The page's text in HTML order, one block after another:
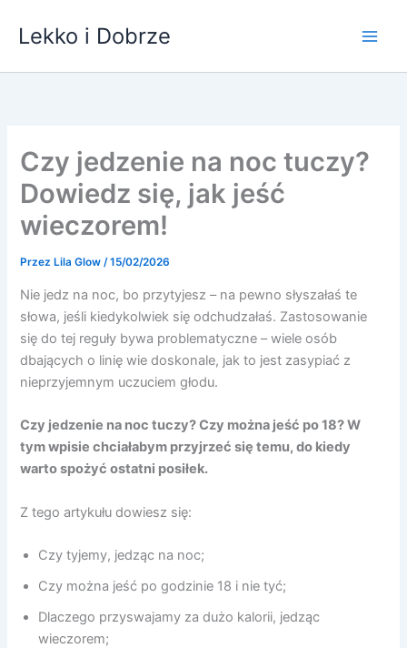
Lekko i Dobrze
Czy jedzenie na noc tuczy?
Dowiedz się, jak jeść
wieczorem!
Przez Lila Glow/15/02/2026
Nie jedz na noc, bo przytyjesz – na pewno słyszałaś te
słowa, jeśli kiedykolwiek się odchudzałaś. Zastosowanie
się do tej reguły bywa problematyczne – wiele osób
dbających o linię wie doskonale, jak to jest zasypiać z
nieprzyjemnym uczuciem głodu.
Czy jedzenie na noc tuczy? Czy można jeść po 18? W
tym wpisie chciałabym przyjrzeć się temu, do kiedy
warto spożyć ostatni posiłek.
Z tego artykułu dowiesz się:
Czy tyjemy, jedząc na noc;
Czy można jeść po godzinie 18 i nie tyć;
Dlaczego przyswajamy za dużo kalorii, jedząc
wieczorem;